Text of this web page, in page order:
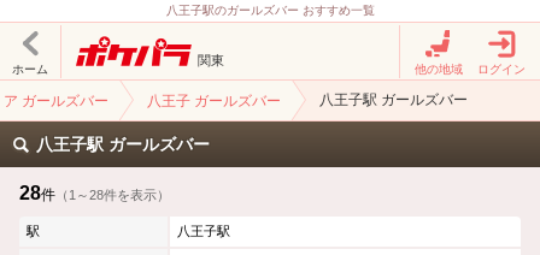
八王子駅のガールズバー おすすめ一覧
ホーム
関東
他の地域 ログイン
ガールズバー 八王子 ガールズバー 八王子駅 ガールズバー
八王子駅 ガールズバー
28件 （1～28件を表示）
駅 八王子駅